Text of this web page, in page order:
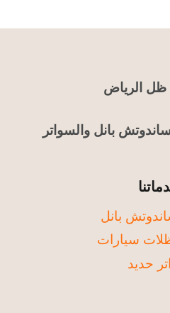
الرياض
بانل والسواتر
بانل
سيارات
حديد